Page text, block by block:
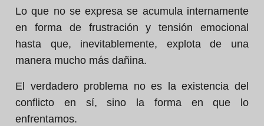
Lo que no se expresa se acumula internamente
en forma de frustración y tensión emocional
hasta que, inevitablemente, explota de una
manera mucho más dañina.
El verdadero problema no es la existencia del
conflicto en sí, sino la forma en que lo
enfrentamos.